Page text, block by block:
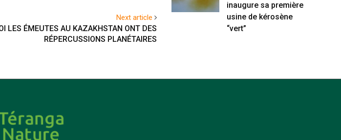
Next article
LES ÉMEUTES AU KAZAKHSTAN ONT DES
RÉPERCUSSIONS PLANÉTAIRES
inaugure sa première
usine de kérosène
“vert”